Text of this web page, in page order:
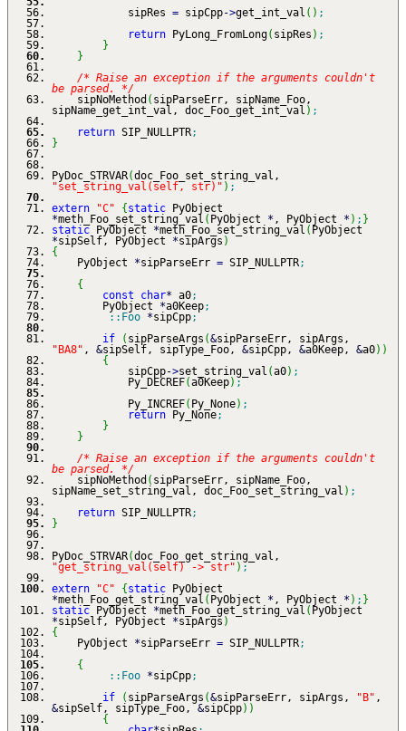
sipRes = sipCpp->get_int_val ( ) ;
return PyLong_FromLong( sipRes ) ;
}
}
/* Raise an exception if the arguments couldn't
be parsed. */
sipNoMethod ( sipParseErr, sipName_Foo,
sipName_get_int_val, doc_Foo_get_int_val ) ;
return SIP_NULLPTR;
}
PyDoc_STRVAR(doc_Foo_set_string_val,
"set_string_val(self, str)" ) ;
extern
"C" { static PyObject
*meth_Foo_set_string_val ( PyObject * , PyObject * ) ; }
static PyObject *meth_Foo_set_string_val ( PyObject
*sipSelf, PyObject *sipArgs )
{
PyObject *sipParseErr = SIP_NULLPTR;
{
const
char* a0;
PyObject *a0Keep;
:: Foo *sipCpp;
if
( sipParseArgs (&sipParseErr, sipArgs,
"BA8" , &sipSelf, sipType_Foo, &sipCpp, &a0Keep, &a0) )
{
sipCpp->set_string_val (a0) ;
Py_DECREF(a0Keep) ;
Py_INCREF( Py_None) ;
return Py_None;
}
}
/* Raise an exception if the arguments couldn't
be parsed. */
sipNoMethod ( sipParseErr, sipName_Foo,
sipName_set_string_val, doc_Foo_set_string_val ) ;
return SIP_NULLPTR;
}
PyDoc_STRVAR(doc_Foo_get_string_val,
"get_string_val(self) -> str" ) ;
extern
"C" { static PyObject
*meth_Foo_get_string_val ( PyObject * , PyObject * ) ; }
static PyObject *meth_Foo_get_string_val ( PyObject
*sipSelf, PyObject *sipArgs )
{
PyObject *sipParseErr = SIP_NULLPTR;
{
:: Foo *sipCpp;
if
( sipParseArgs (&sipParseErr, sipArgs, "B" ,
&sipSelf, sipType_Foo, &sipCpp) )
{